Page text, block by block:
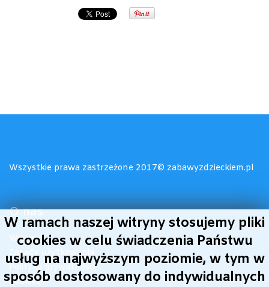
W ramach naszej witryny stosujemy pliki
cookies w celu świadczenia Państwu
usług na najwyższym poziomie, w tym w
sposób dostosowany do indywidualnych
Wszystkie prawa zastrzeżone 2017© zabawyzdzieckiem.pl
O nas
Witamy!
Zasady użytkowania
Polityka prywatności
Cookies